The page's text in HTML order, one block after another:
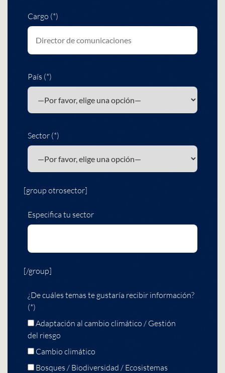
Cargo (*)
País (*)
Sector (*)
[group otrosector]
Especifica tu sector
[/group]
¿De cuáles temas te gustaría recibir información?
(*)
Adaptación al cambio climático / Gestión
del riesgo
Cambio climático
Bosques / Biodiversidad / Ecosistemas